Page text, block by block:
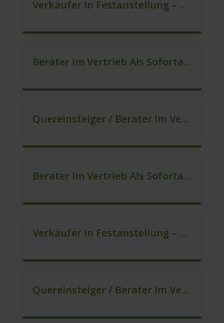
Verkäufer In Festanstellung – Top Gehalt (m/w/d)
Berater Im Vertrieb Als Sofortanstellung (m/w/d)
Quereinsteiger / Berater Im Vertrieb (Außendienst) (m/w/d)
Berater Im Vertrieb Als Sofortanstellung (m/w/d)
Verkäufer In Festanstellung – Top Gehalt (m/w/d)
Quereinsteiger / Berater Im Vertrieb In Festanstellung (m/w/d)